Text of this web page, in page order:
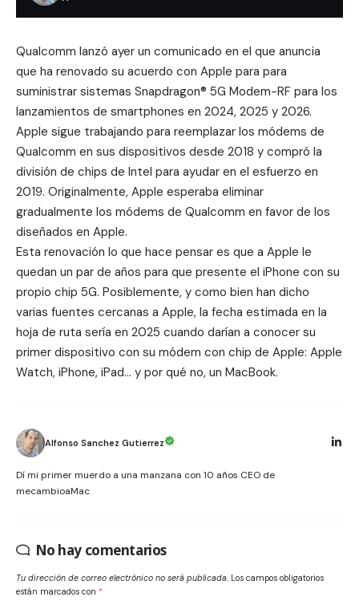
Qualcomm lanzó ayer un comunicado en el que anuncia
que ha renovado su acuerdo con Apple para para
suministrar sistemas Snapdragon® 5G Modem-RF para los
lanzamientos de smartphones en 2024, 2025 y 2026.
Apple sigue trabajando para reemplazar los módems de
Qualcomm en sus dispositivos desde 2018 y compró la
división de chips de Intel para ayudar en el esfuerzo en
2019. Originalmente, Apple esperaba eliminar
gradualmente los módems de Qualcomm en favor de los
diseñados en Apple.
Esta renovación lo que hace pensar es que a Apple le
quedan un par de años para que presente el iPhone con su
propio chip 5G. Posiblemente, y como bien han dicho
varias fuentes cercanas a Apple, la fecha estimada en la
hoja de ruta sería en 2025 cuando darían a conocer su
primer dispositivo con su módem con chip de Apple: Apple
Watch, iPhone, iPad… y por qué no, un MacBook.
Alfonso Sanchez Gutierrez
Dí mi primer muerdo a una manzana con 10 años CEO de
mecambioaMac
No hay comentarios
Tu dirección de correo electrónico no será publicada. Los campos obligatorios
están marcados con *